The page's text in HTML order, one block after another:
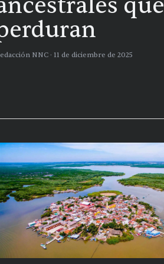
que
NNC · 11 de diciembre de 2025